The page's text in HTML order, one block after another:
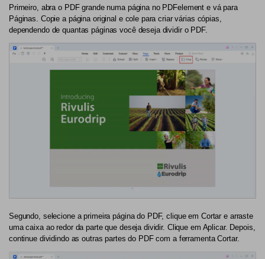
Primeiro, abra o PDF grande numa página no PDFelement e vá para
Páginas. Copie a página original e cole para criar várias cópias,
dependendo de quantas páginas você deseja dividir o PDF.
Segundo, selecione a primeira página do PDF, clique em Cortar e arraste
uma caixa ao redor da parte que deseja dividir. Clique em Aplicar. Depois,
continue dividindo as outras partes do PDF com a ferramenta Cortar.